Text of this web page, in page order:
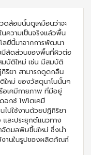
วดล้อมนั้นดูเหมือนว่าจะ
นความเป็นจริงแล้วพื้น
โลยีนี้มาจากการพัฒนา
มีสัดส่วนของพื้นที่ผิวต่อ
บัติใหม่ เช่น มีสมบัติ
กิริยา สามารถดูดกลืน
ใหม่ ของวัสดุนาโนนั้นๆ
อเคมีกายภาพ ที่มีอยู่
อกซ์ โฟโตเคมี
ปใช้งานด้วยปฏิกิริยา
ละประยุกต์แนวทาง
จัดมลพิษขึ้นใหม่ ซึ่งนำ
งานในรูปของผลิตภัณฑ์